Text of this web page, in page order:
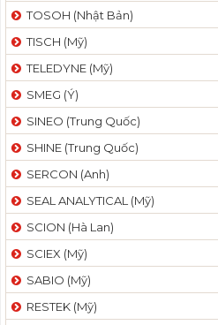
TOSOH (Nhật Bản)
TISCH (Mỹ)
TELEDYNE (Mỹ)
SMEG (Ý)
SINEO (Trung Quốc)
SHINE (Trung Quốc)
SERCON (Anh)
SEAL ANALYTICAL (Mỹ)
SCION (Hà Lan)
SCIEX (Mỹ)
SABIO (Mỹ)
RESTEK (Mỹ)